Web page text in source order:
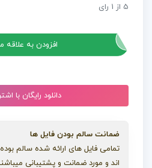
پروژه افترافکت اینترو لوگوی تلفیقی
5 از 1 رای
افزودن به علاقه
دانلود رایگان با
ضمانت سالم بودن فایل ها
تمامی فایل های ارائه شده سالم
اند و مورد ضمانت و پشتیبانی